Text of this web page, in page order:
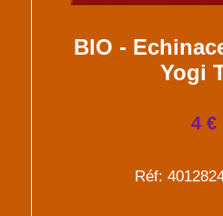
BIO -
Yogi
4 €
Réf: